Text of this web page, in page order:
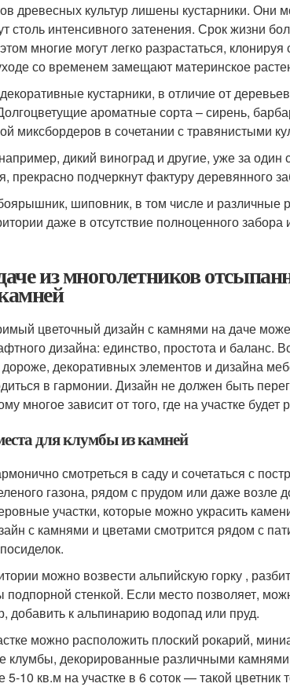
древесных культур лишены кустарники. Они
столь интенсивного затенения. Срок жизни
многие могут легко разрастаться,
со временем замещают материнское
кустарники, в отличие от
ароматные сорта – сирень,
миксбордеров в сочетании с травянистыми
дикий виноград и другие, уже за один
прекрасно подчеркнут фактуру деревянного
шиповник, в том числе и различные
даже в отсутствие полноценного
из многолетников
цветочный дизайн с камнями на даче
дизайна: единство, простота и баланс.
декоративных элементов и дизайна
в гармонии. Дизайн не должен быть
многое зависит от того, где на участке
для клумбы из камней
смотреться в саду и сочетаться с
газона, рядом с прудом или даже
участки, которые можно украсить
с камнями и цветами смотрится рядом с
можно возвести альпийскую горку ,
подпорной стенкой. Если место позволяет,
добавить к альпинарию водопад или пруд.
можно расположить плоский рокарий,
клумбы, декорированные различными
10 кв.м на участке в 6 соток — такой цветник